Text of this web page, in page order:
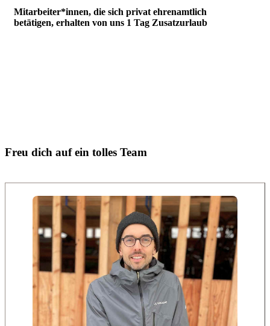
Mitarbeiter*innen, die sich privat ehrenamtlich
betätigen, erhalten von uns 1 Tag Zusatzurlaub
Freu dich auf ein tolles Team